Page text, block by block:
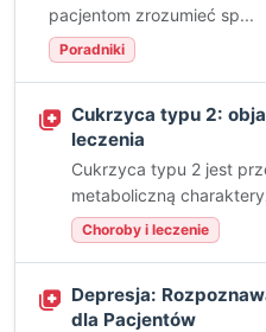
pacjentom zrozumieć sp...
Poradniki
Cukrzyca typu 2:
leczenia
Cukrzyca typu 2 jest
metaboliczną
Choroby i leczenie
Depresja:
dla Pacjentów